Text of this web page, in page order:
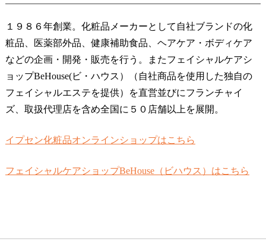
１９８６年創業。化粧品メーカーとして自社ブランドの化
粧品、医薬部外品、健康補助食品、ヘアケア・ボディケア
などの企画・開発・販売を行う。またフェイシャルケアシ
ョップBeHouse(ビ・ハウス）（自社商品を使用した独自の
フェイシャルエステを提供）を直営並びにフランチャイ
ズ、取扱代理店を含め全国に５０店舗以上を展開。
イプセン化粧品オンラインショップはこちら
フェイシャルケアショップBeHouse（ビハウス）はこちら